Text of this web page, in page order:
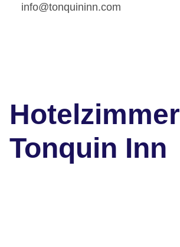
info@tonquininn.com
Hotelzimmer
Tonquin Inn